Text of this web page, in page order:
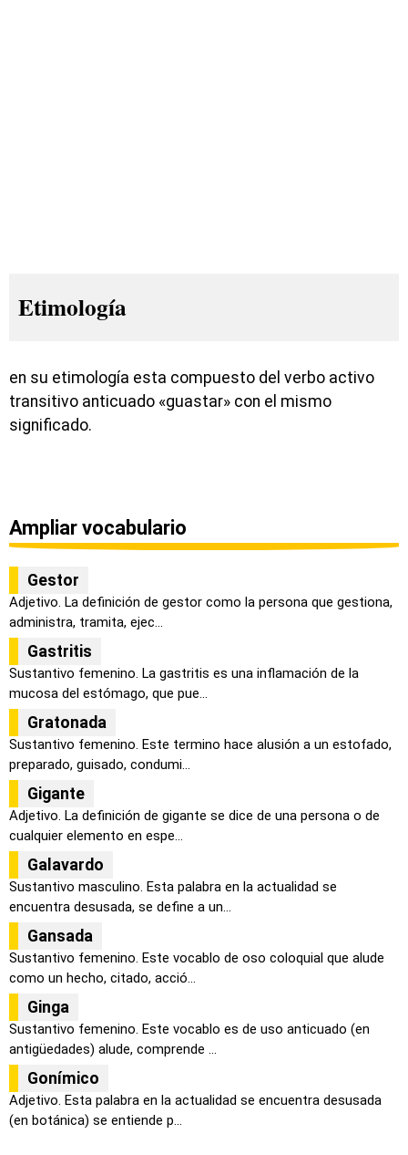
Etimología
en su etimología esta compuesto del verbo activo
transitivo anticuado «guastar» con el mismo
significado.
Ampliar vocabulario
Gestor
Adjetivo. La definición de gestor como la persona que gestiona,
administra, tramita, ejec...
Gastritis
Sustantivo femenino. La gastritis es una inflamación de la
mucosa del estómago, que pue...
Gratonada
Sustantivo femenino. Este termino hace alusión a un estofado,
preparado, guisado, condumi...
Gigante
Adjetivo. La definición de gigante se dice de una persona o de
cualquier elemento en espe...
Galavardo
Sustantivo masculino. Esta palabra en la actualidad se
encuentra desusada, se define a un...
Gansada
Sustantivo femenino. Este vocablo de oso coloquial que alude
como un hecho, citado, acció...
Ginga
Sustantivo femenino. Este vocablo es de uso anticuado (en
antigüedades) alude, comprende ...
Gonímico
Adjetivo. Esta palabra en la actualidad se encuentra desusada
(en botánica) se entiende p...